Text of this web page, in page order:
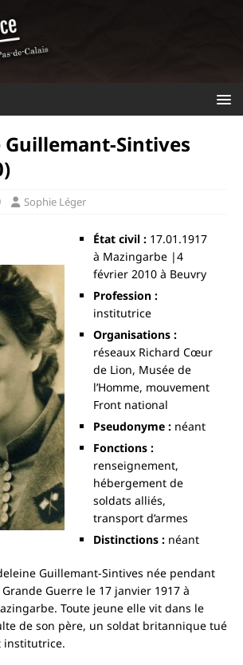
Guillemant-Sintives
Sophie Léger
État civil : 17.01.1917
à Mazingarbe |4
février 2010 à Beuvry
Profession :
institutrice
Organisations :
réseaux Richard Cœur
de Lion, Musée de
l’Homme, mouvement
Front national
Pseudonyme : néant
Fonctions :
renseignement,
hébergement de
soldats alliés,
transport d’armes
Distinctions : néant
Guillemant-Sintives née pendant
Grande Guerre le 17 janvier 1917 à
Toute jeune elle vit dans le
de son père, un soldat britannique tué
institutrice.